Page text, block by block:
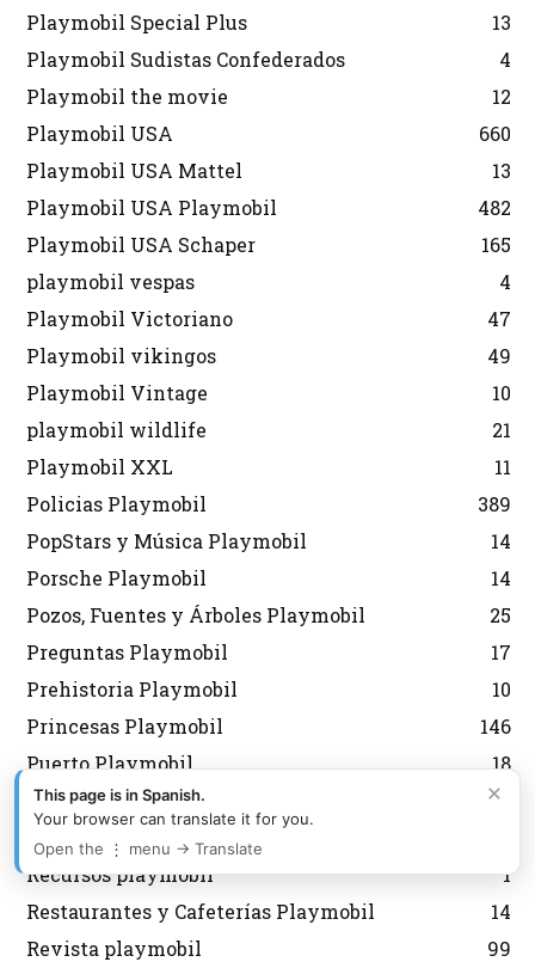
Playmobil Special Plus
13
Playmobil Sudistas Confederados
4
Playmobil the movie
12
Playmobil USA
660
Playmobil USA Mattel
13
Playmobil USA Playmobil
482
Playmobil USA Schaper
165
playmobil vespas
4
Playmobil Victoriano
47
Playmobil vikingos
49
Playmobil Vintage
10
playmobil wildlife
21
Playmobil XXL
11
Policias Playmobil
389
PopStars y Música Playmobil
14
Porsche Playmobil
14
Pozos, Fuentes y Árboles Playmobil
25
Preguntas Playmobil
17
Prehistoria Playmobil
10
Princesas Playmobil
146
Puerto Playmobil
18
Puzzles Playmobil
14
Quedadas Playmobil
Recursos playmobil
1
Restaurantes y Cafeterías Playmobil
14
Revista playmobil
99
×
This page is in Spanish.
Your browser can translate it for you.
Open the ⋮ menu → Translate